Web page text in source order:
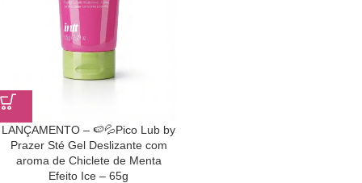
LANÇAMENTO – 🍉💦Pico Lub by
Prazer Sté Gel Deslizante com
aroma de Chiclete de Menta
Efeito Ice – 65g